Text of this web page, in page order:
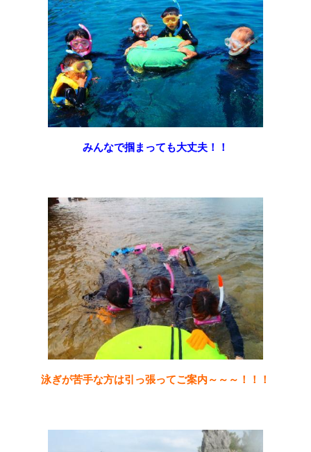
みんなで掴まっても大丈夫！！
泳ぎが苦手な方は引っ張ってご案内～～～！！！